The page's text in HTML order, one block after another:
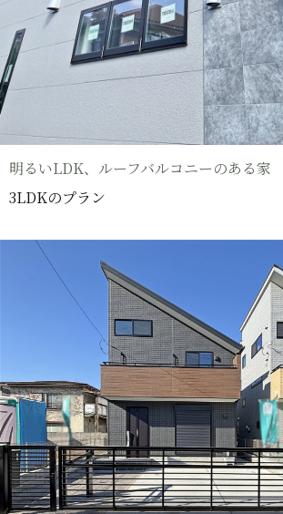
明るいLDK、ルーフバルコニーのある家
3LDKのプラン